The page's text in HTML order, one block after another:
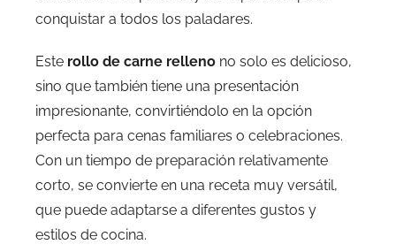
conquistar a todos los paladares.
Este rollo de carne relleno no solo es delicioso,
sino que también tiene una presentación
impresionante, convirtiéndolo en la opción
perfecta para cenas familiares o celebraciones.
Con un tiempo de preparación relativamente
corto, se convierte en una receta muy versátil,
que puede adaptarse a diferentes gustos y
estilos de cocina.